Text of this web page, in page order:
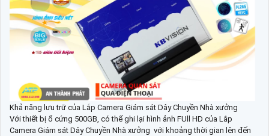
Khả năng lưu trữ của Lắp Camera Giám sát Dây Chuyền Nhà xưởng
Với thiết bị ổ cứng 500GB, có thể ghi lại hình ảnh FUll HD của Lắp
Camera Giám sát Dây Chuyền Nhà xưởng với khoảng thời gian lên đến